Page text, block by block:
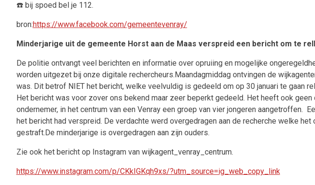
☎️bij spoed bel je 112.
bron:https://www.facebook.com/gemeentevenray/
Minderjarige uit de gemeente Horst aan de Maas verspreid een bericht om te
De politie ontvangt veel berichten en informatie over opruiing en mogelijke
worden uitgezet bij onze digitale rechercheurs.Maandagmiddag ontvingen de
was. Dit betrof NIET het bericht, welke veelvuldig is gedeeld om op 30 januari te gaan
Het bericht was voor zover ons bekend maar zeer beperkt gedeeld. Het heeft ook
ondernemer, in het centrum van een Venray een groep van vier jongeren aangetroffen.
het bericht had verspreid. De verdachte werd overgedragen aan de recherche welke
gestraft.De minderjarige is overgedragen aan zijn ouders.
Zie ook het bericht op Instagram van wijkagent_venray_centrum.
https://www.instagram.com/p/CKkIGKqh9xs/?utm_source=ig_web_copy_link